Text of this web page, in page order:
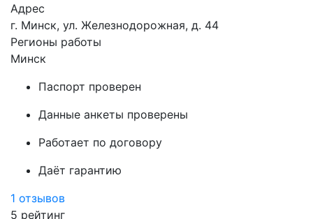
Адрес
г. Минск, ул. Железнодорожная, д. 44
Регионы работы
Минск
Паспорт проверен
Данные анкеты проверены
Работает по договору
Даёт гарантию
1 отзывов
5 рейтинг